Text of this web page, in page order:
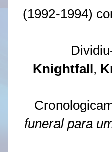
(1992-1994)
Knightfall,
funeral para